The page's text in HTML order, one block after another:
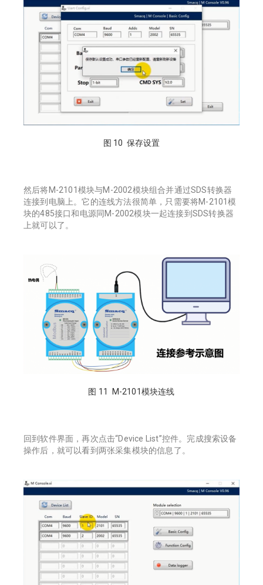
图 10 保存设置
然后将M-2101模块与M-2002模块组合并通过SDS转换器
连接到电脑上。它的连线方法很简单，只需要将M-2101模
块的485接口和电源同M-2002模块一起连接到SDS转换器
上就可以了。
图 11 M-2101模块连线
回到软件界面，再次点击“Device List”控件。完成搜索设备
操作后，就可以看到两张采集模块的信息了。